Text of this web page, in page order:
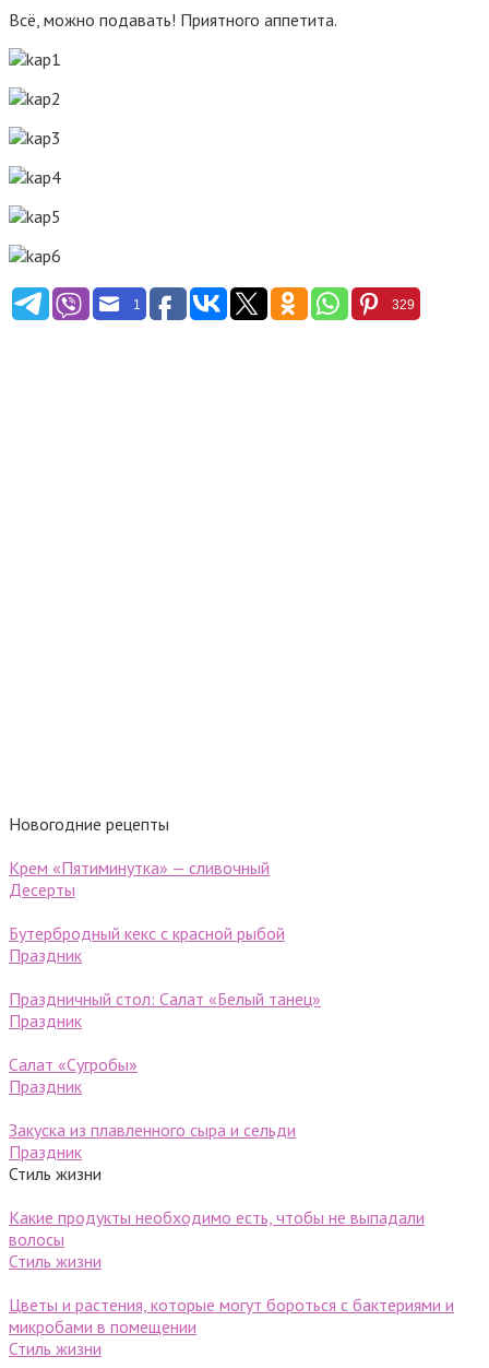
Всё, можно подавать! Приятного аппетита.
1 329
Новогодние рецепты
Крем «Пятиминутка» — сливочный
Десерты
Бутербродный кекс с красной рыбой
Праздник
Праздничный стол: Салат «Белый танец»
Праздник
Салат «Сугробы»
Праздник
Закуска из плавленного сыра и сельди
Праздник
Стиль жизни
Какие продукты необходимо есть, чтобы не выпадали
волосы
Стиль жизни
Цветы и растения, которые могут бороться с бактериями и
микробами в помещении
Стиль жизни